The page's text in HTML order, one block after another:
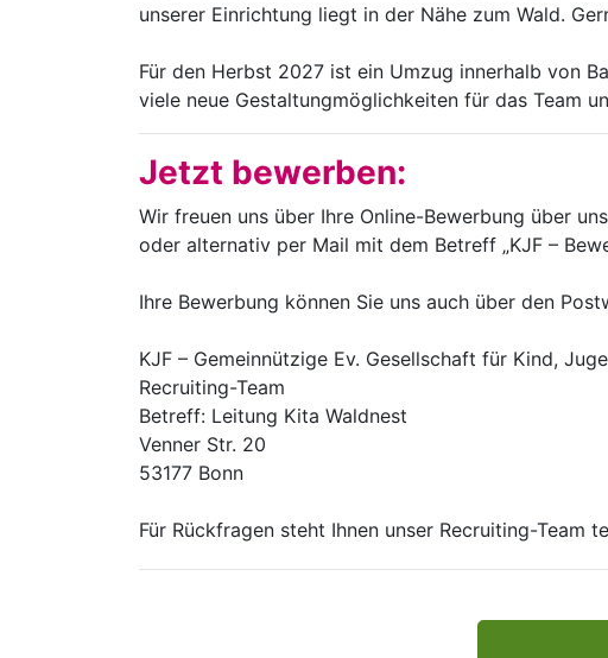
unserer Einrichtung liegt in der Nähe zum Wald.
Für den Herbst 2027 ist ein Umzug innerhalb von
viele neue Gestaltungmöglichkeiten für das Team
Jetzt bewerben:
Wir freuen uns über Ihre Online-Bewerbung über
oder alternativ per Mail mit dem Betreff „KJF –
Ihre Bewerbung können Sie uns auch über den
KJF – Gemeinnützige Ev. Gesellschaft für Kind,
Recruiting-Team
Betreff: Leitung Kita Waldnest
Venner Str. 20
53177 Bonn
Für Rückfragen steht Ihnen unser Recruiting-